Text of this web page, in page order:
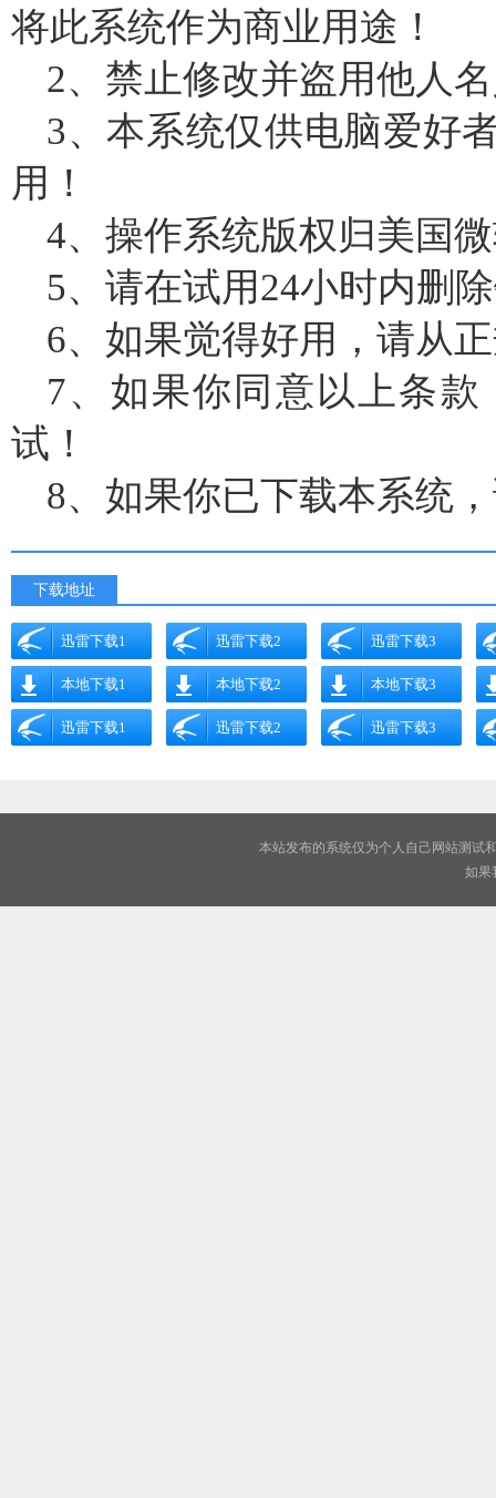
将此系统作为商业用途！
2、禁止修改并盗用他人
3、本系统仅供电脑爱好
用！
4、操作系统版权归美国
5、请在试用24小时内删
6、如果觉得好用，请从
7、如果你同意以上条
试！
8、如果你已下载本系统
下载地址
迅雷下载1 迅雷下载2 迅雷下载3
本地下载1 本地下载2 本地下载3
迅雷下载1 迅雷下载2 迅雷下载3
本站发布的系统仅为个人自己网站测试
如果